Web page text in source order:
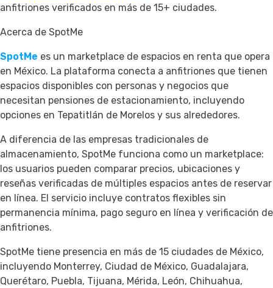
anfitriones verificados en más de 15+ ciudades.
Acerca de SpotMe
SpotMe es un marketplace de espacios en renta que opera
en México. La plataforma conecta a anfitriones que tienen
espacios disponibles con personas y negocios que
necesitan pensiones de estacionamiento, incluyendo
opciones en Tepatitlán de Morelos y sus alrededores.
A diferencia de las empresas tradicionales de
almacenamiento, SpotMe funciona como un marketplace:
los usuarios pueden comparar precios, ubicaciones y
reseñas verificadas de múltiples espacios antes de reservar
en línea. El servicio incluye contratos flexibles sin
permanencia mínima, pago seguro en línea y verificación de
anfitriones.
SpotMe tiene presencia en más de 15 ciudades de México,
incluyendo Monterrey, Ciudad de México, Guadalajara,
Querétaro, Puebla, Tijuana, Mérida, León, Chihuahua,